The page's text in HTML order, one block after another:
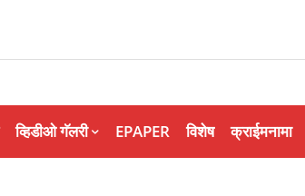
व्हिडीओ गॅलरी EPAPER विशेष क्राईमनामा